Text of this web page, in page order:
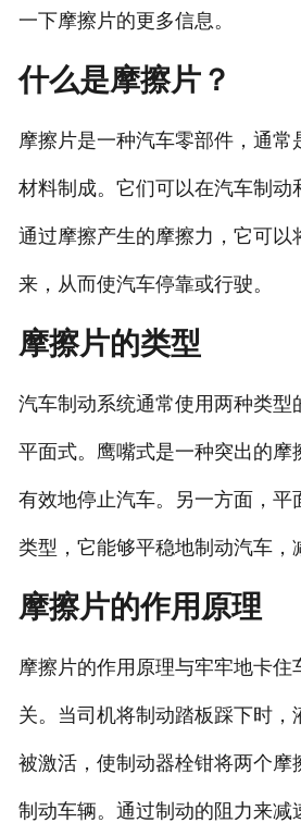
一下摩擦片的更多信息。
什么是摩擦片？
摩擦片是一种汽车零部件，通常
材料制成。它们可以在汽车制动
通过摩擦产生的摩擦力，它可以
来，从而使汽车停靠或行驶。
摩擦片的类型
汽车制动系统通常使用两种类型
平面式。鹰嘴式是一种突出的摩
有效地停止汽车。另一方面，平
类型，它能够平稳地制动汽车，
摩擦片的作用原理
摩擦片的作用原理与牢牢地卡住
关。当司机将制动踏板踩下时，
被激活，使制动器栓钳将两个摩
制动车辆。通过制动的阻力来减